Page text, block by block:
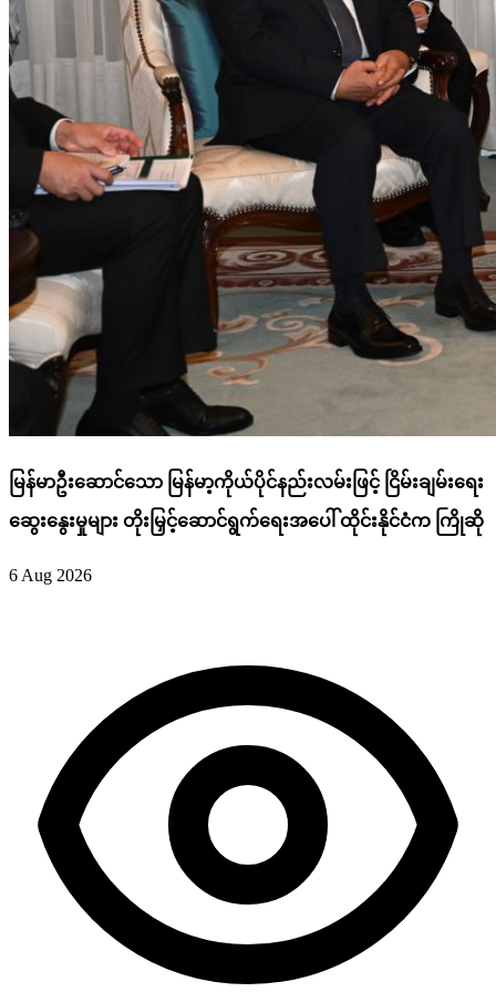
မြန်မာဦးဆောင်သော မြန်မာ့ကိုယ်ပိုင်နည်းလမ်းဖြင့် ငြိမ်းချမ်းရေး
ဆွေးနွေးမှုများ တိုးမြှင့်ဆောင်ရွက်ရေးအပေါ် ထိုင်းနိုင်ငံက ကြိုဆို
6 Aug 2026